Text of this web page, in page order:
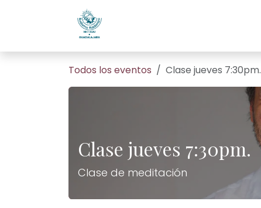
Ir al contenido
Todos los eventos Clase jueves 7:30pm.
Clase jueves 7:30pm.
Clase de meditación